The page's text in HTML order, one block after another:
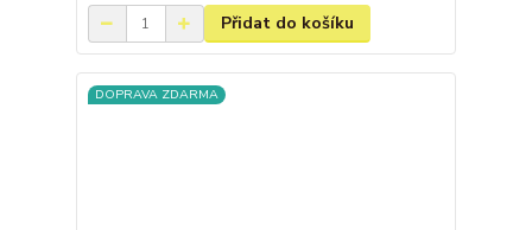
Přidat do košíku
DOPRAVA ZDARMA